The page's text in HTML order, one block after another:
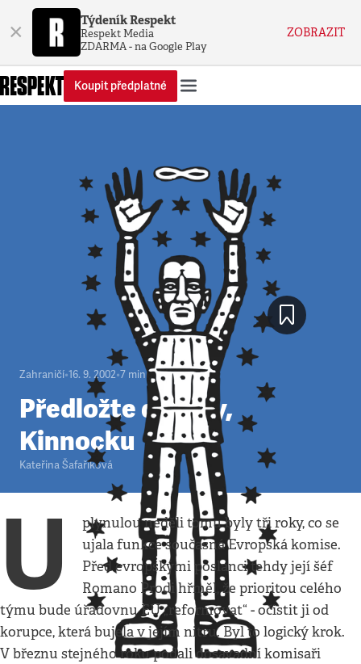
× Týdeník Respekt
Respekt Media
ZDARMA - na Google Play
ZOBRAZIT
Koupit předplatné
Zahraničí•16. 9. 2002•7 minut
Předložte důkazy,
Kinnocku
Kateřina Šafaříková
U
plynulou neděli tomu byly tři roky, co se
ujala funkce současná Evropská komise.
Před evropskými poslanci tehdy její šéf
Romano Prodi hřměl, že prioritou celého
týmu bude úřadovnu EU „reformovat“ - očistit ji od
korupce, která bujela v jejím nitru. Byl to logický krok.
V březnu stejného roku podali dosavadní komisaři